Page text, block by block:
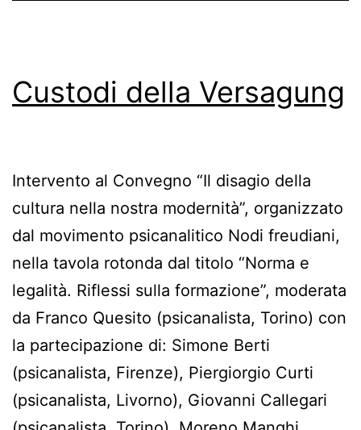
Custodi della Versagung
Intervento al Convegno “Il disagio della
cultura nella nostra modernità”, organizzato
dal movimento psicanalitico Nodi freudiani,
nella tavola rotonda dal titolo “Norma e
legalità. Riflessi sulla formazione”, moderata
da Franco Quesito (psicanalista, Torino) con
la partecipazione di: Simone Berti
(psicanalista, Firenze), Piergiorgio Curti
(psicanalista, Livorno), Giovanni Callegari